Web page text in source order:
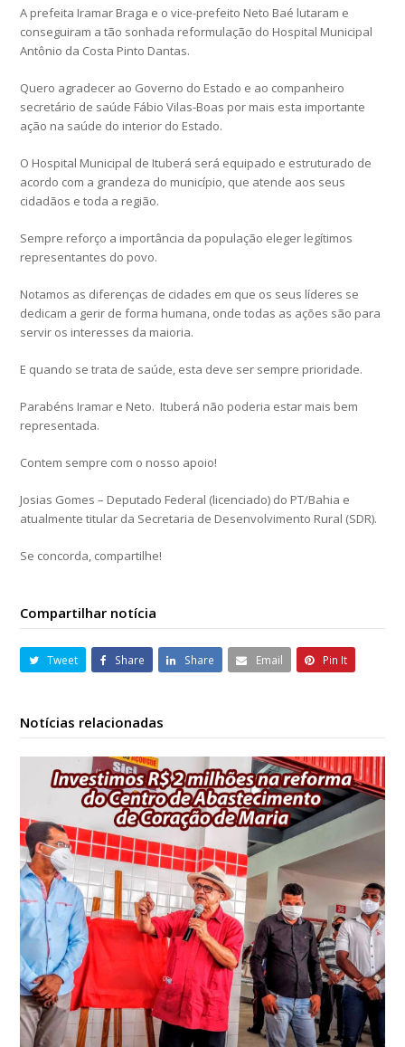
A prefeita Iramar Braga e o vice-prefeito Neto Baé lutaram e
conseguiram a tão sonhada reformulação do Hospital Municipal
Antônio da Costa Pinto Dantas.
Quero agradecer ao Governo do Estado e ao companheiro
secretário de saúde Fábio Vilas-Boas por mais esta importante
ação na saúde do interior do Estado.
O Hospital Municipal de Ituberá será equipado e estruturado de
acordo com a grandeza do município, que atende aos seus
cidadãos e toda a região.
Sempre reforço a importância da população eleger legítimos
representantes do povo.
Notamos as diferenças de cidades em que os seus líderes se
dedicam a gerir de forma humana, onde todas as ações são para
servir os interesses da maioria.
E quando se trata de saúde, esta deve ser sempre prioridade.
Parabéns Iramar e Neto. Ituberá não poderia estar mais bem
representada.
Contem sempre com o nosso apoio!
Josias Gomes – Deputado Federal (licenciado) do PT/Bahia e
atualmente titular da Secretaria de Desenvolvimento Rural (SDR).
Se concorda, compartilhe!
Compartilhar notícia
Tweet Share Share Email Pin It
Notícias relacionadas